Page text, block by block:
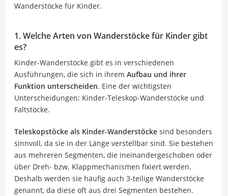
Wanderstöcke für Kinder.
1. Welche Arten von Wanderstöcke für Kinder gibt
es?
Kinder-Wanderstöcke gibt es in verschiedenen
Ausführungen, die sich in ihrem Aufbau und ihrer
Funktion unterscheiden. Eine der wichtigsten
Unterscheidungen: Kinder-Teleskop-Wanderstöcke und
Faltstöcke.
Teleskopstöcke als Kinder-Wanderstöcke sind besonders
sinnvoll, da sie in der Länge verstellbar sind. Sie bestehen
aus mehreren Segmenten, die ineinandergeschoben oder
über Dreh- bzw. Klappmechanismen fixiert werden.
Deshalb werden sie häufig auch 3-teilige Wanderstöcke
genannt, da diese oft aus drei Segmenten bestehen.